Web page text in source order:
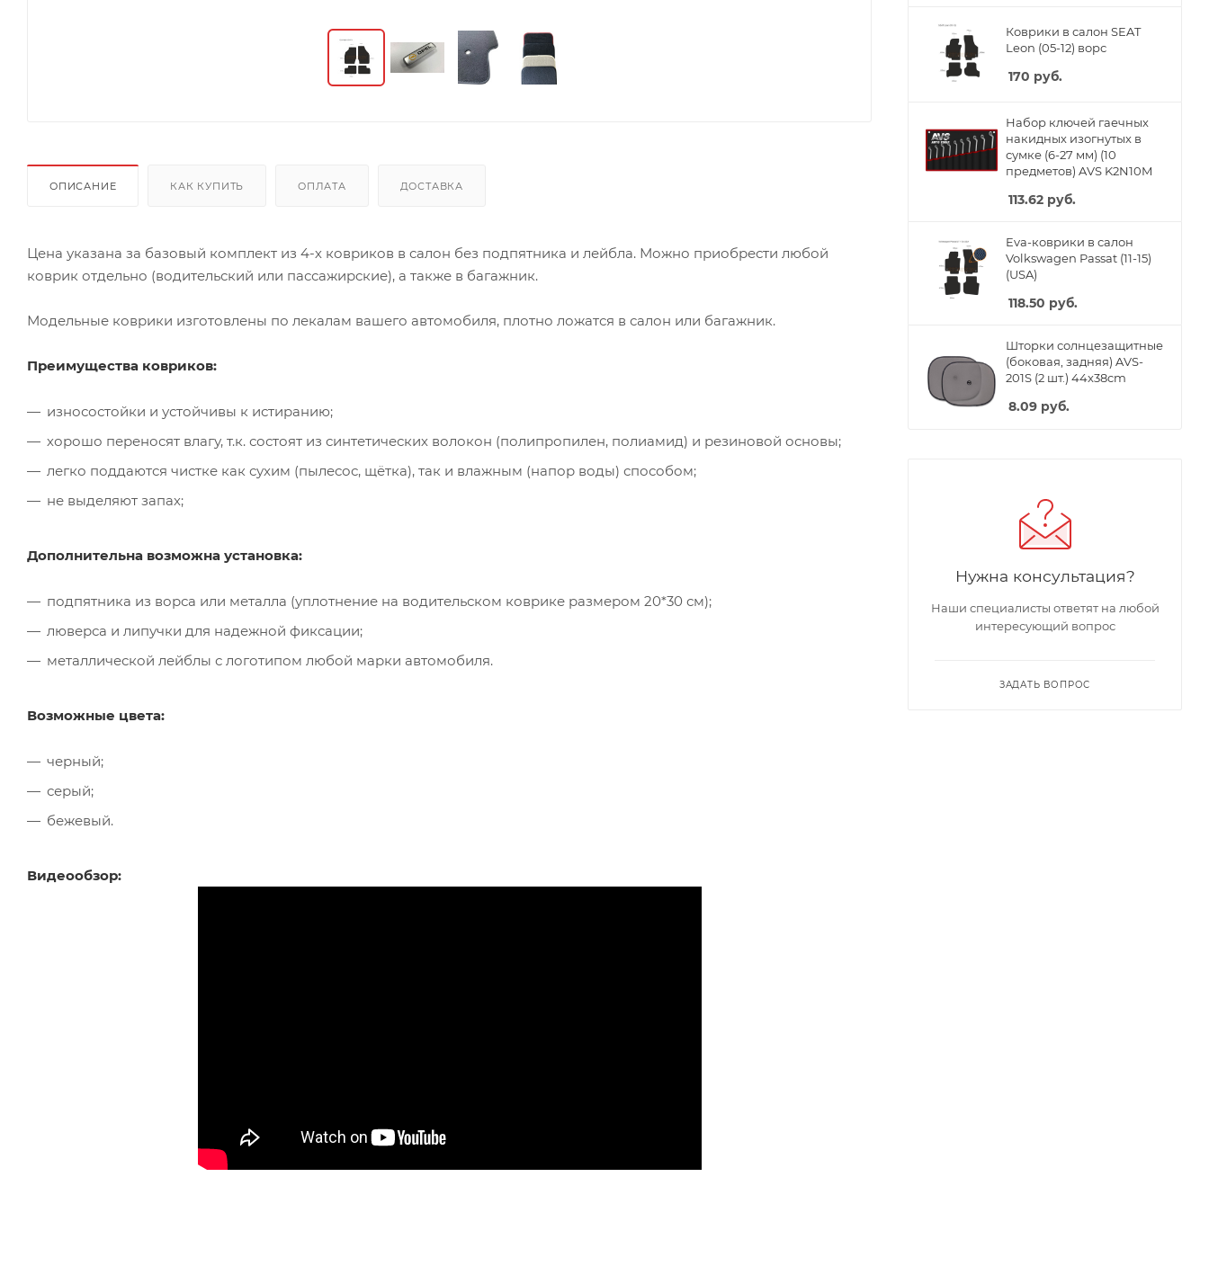
ОПИСАНИЕ КАК КУПИТЬ ОПЛАТА ДОСТАВКА
Цена указана за базовый комплект из 4-х ковриков в салон без подпятника и лейбла. Можно приобрести любой
коврик отдельно (водительский или пассажирские), а также в багажник.
Модельные коврики изготовлены по лекалам вашего автомобиля, плотно ложатся в салон или багажник.
Преимущества ковриков:
износостойки и устойчивы к истиранию;
хорошо переносят влагу, т.к. состоят из синтетических волокон (полипропилен, полиамид) и резиновой основы;
легко поддаются чистке как сухим (пылесос, щётка), так и влажным (напор воды) способом;
не выделяют запах;
Дополнительна возможна установка:
подпятника из ворса или металла (уплотнение на водительском коврике размером 20*30 см);
люверса и липучки для надежной фиксации;
металлической лейблы с логотипом любой марки автомобиля.
Возможные цвета:
черный;
серый;
бежевый.
Видеообзор:
Коврики в салон SEAT
Leon (05-12) ворс
170 руб.
Набор ключей гаечных
накидных изогнутых в
сумке (6-27 мм) (10
предметов) AVS K2N10M
113.62 руб.
Eva-коврики в салон
Volkswagen Passat (11-15)
(USA)
118.50 руб.
Шторки солнцезащитные
(боковая, задняя) AVS-
201S (2 шт.) 44x38cm
8.09 руб.
Нужна консультация?
Наши специалисты ответят на любой
интересующий вопрос
ЗАДАТЬ ВОПРОС